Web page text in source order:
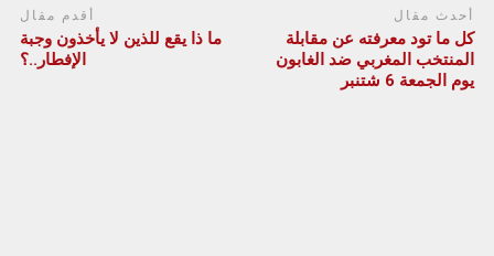
أحدث مقال
كل ما تود معرفته عن مقابلة
المنتخب المغربي ضد الغابون
يوم الجمعة 6 شتنبر
أقدم مقال
ما ذا يقع للذين لا يأخذون وجبة
الإفطار..؟